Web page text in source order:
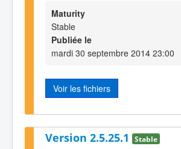
Maturity
Stable
Publiée le
mardi 30 septembre 2014 23:00
Voir les fichiers
Version 2.5.25.1 Stable